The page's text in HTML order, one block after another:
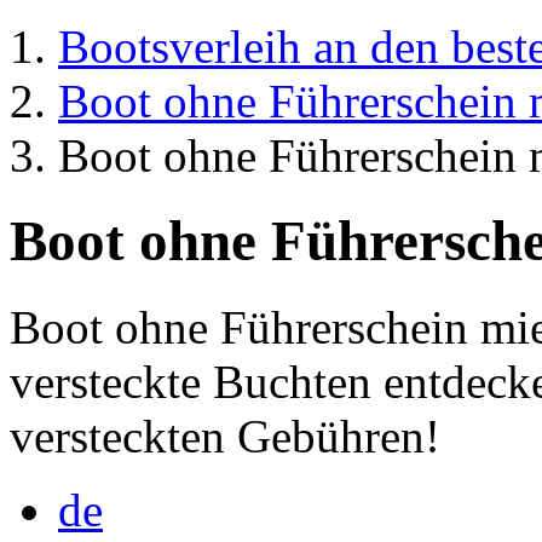
Bootsverleih an den
Boot ohne Führerschein
Boot ohne Führerschein
Boot ohne
Boot ohne Führerschein
versteckte Buchten
versteckten Gebühren!
de